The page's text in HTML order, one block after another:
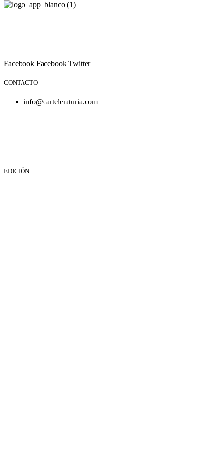
Facebook Facebook Twitter
CONTACTO
info@carteleraturia.com
EDICIÓN